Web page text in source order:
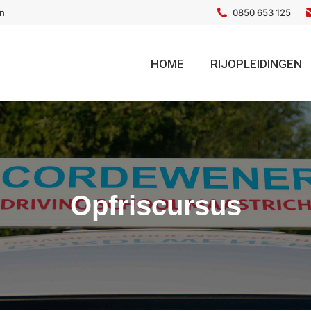
0850 653 125
HOME RIJOPLEIDINGEN
Opfriscursus